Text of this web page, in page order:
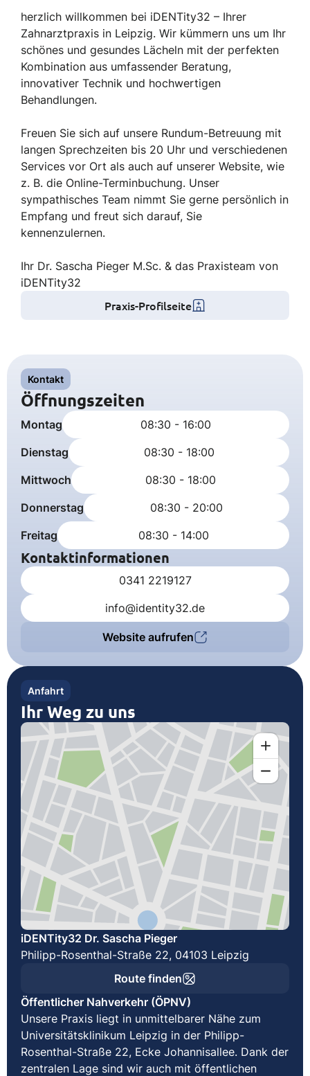
herzlich willkommen bei iDENTity32 – Ihrer
Zahnarztpraxis in Leipzig. Wir kümmern uns um Ihr
schönes und gesundes Lächeln mit der perfekten
Kombination aus umfassender Beratung,
innovativer Technik und hochwertigen
Behandlungen.
Freuen Sie sich auf unsere Rundum-Betreuung mit
langen Sprechzeiten bis 20 Uhr und verschiedenen
Services vor Ort als auch auf unserer Website, wie
z. B. die Online-Terminbuchung. Unser
sympathisches Team nimmt Sie gerne persönlich in
Empfang und freut sich darauf, Sie
kennenzulernen.
Ihr Dr. Sascha Pieger M.Sc. & das Praxisteam von
iDENTity32
Praxis-Profilseite
Kontakt
Öffnungszeiten
Montag
08:30 - 16:00
Dienstag
08:30 - 18:00
Mittwoch
08:30 - 18:00
Donnerstag
08:30 - 20:00
Freitag
08:30 - 14:00
Kontaktinformationen
0341 2219127
info@identity32.de
Website aufrufen
Anfahrt
Ihr Weg zu uns
iDENTity32 Dr. Sascha Pieger
Philipp-Rosenthal-Straße 22, 04103 Leipzig
Route finden
Öffentlicher Nahverkehr (ÖPNV)
Unsere Praxis liegt in unmittelbarer Nähe zum
Universitätsklinikum Leipzig in der Philipp-
Rosenthal-Straße 22, Ecke Johannisallee. Dank der
zentralen Lage sind wir auch mit öffentlichen